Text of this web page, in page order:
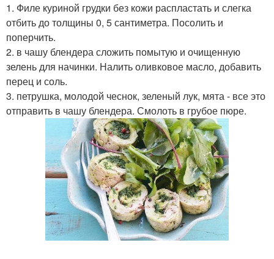
1. Филе куриной грудки без кожи распластать и слегка
отбить до толщины 0, 5 сантиметра. Посолить и
поперчить.
2. в чашу блендера сложить помытую и очищенную
зелень для начинки. Налить оливковое масло, добавить
перец и соль.
3. петрушка, молодой чеснок, зеленый лук, мята - все это
отправить в чашу блендера. Смолоть в грубое пюре.